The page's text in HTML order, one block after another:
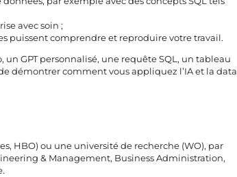
avec soin ;
puissent comprendre et reproduire votre travail.
GPT personnalisé, une requête SQL, un tableau
démontrer comment vous appliquez l’IA et la data
HBO) ou une université de recherche (WO), par
& Management, Business Administration,